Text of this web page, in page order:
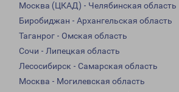
Москва (ЦКАД) - Челябинская область
Биробиджан - Архангельская область
Таганрог - Омская область
Сочи - Липецкая область
Лесосибирск - Самарская область
Москва - Могилевская область